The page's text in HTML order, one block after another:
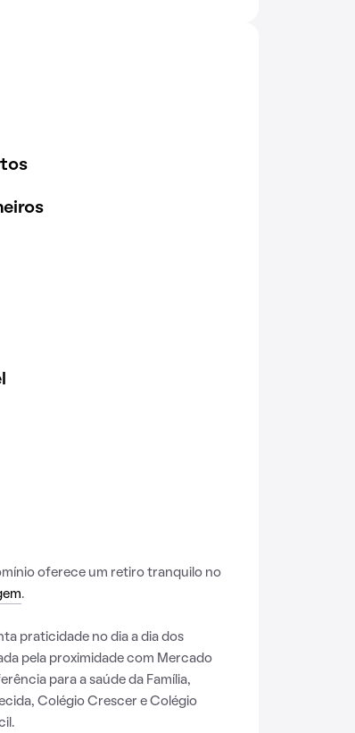
oferece um retiro tranquilo no
.
praticidade no dia a dia dos
pela proximidade com Mercado
para a saúde da Família,
Colégio Crescer e Colégio